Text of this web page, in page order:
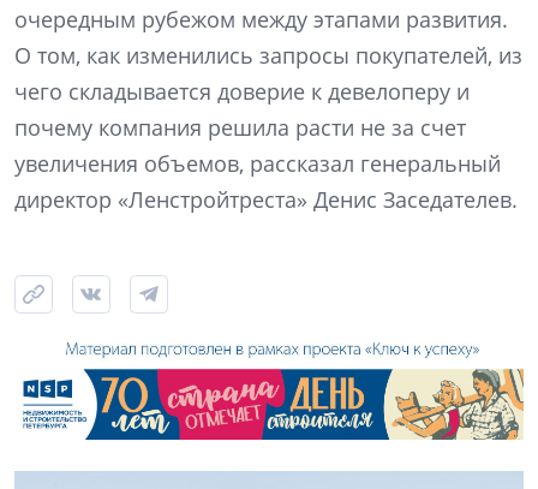
очередным рубежом между этапами развития.
О том, как изменились запросы покупателей, из
чего складывается доверие к девелоперу и
почему компания решила расти не за счет
увеличения объемов, рассказал генеральный
директор «Ленстройтреста» Денис Заседателев.